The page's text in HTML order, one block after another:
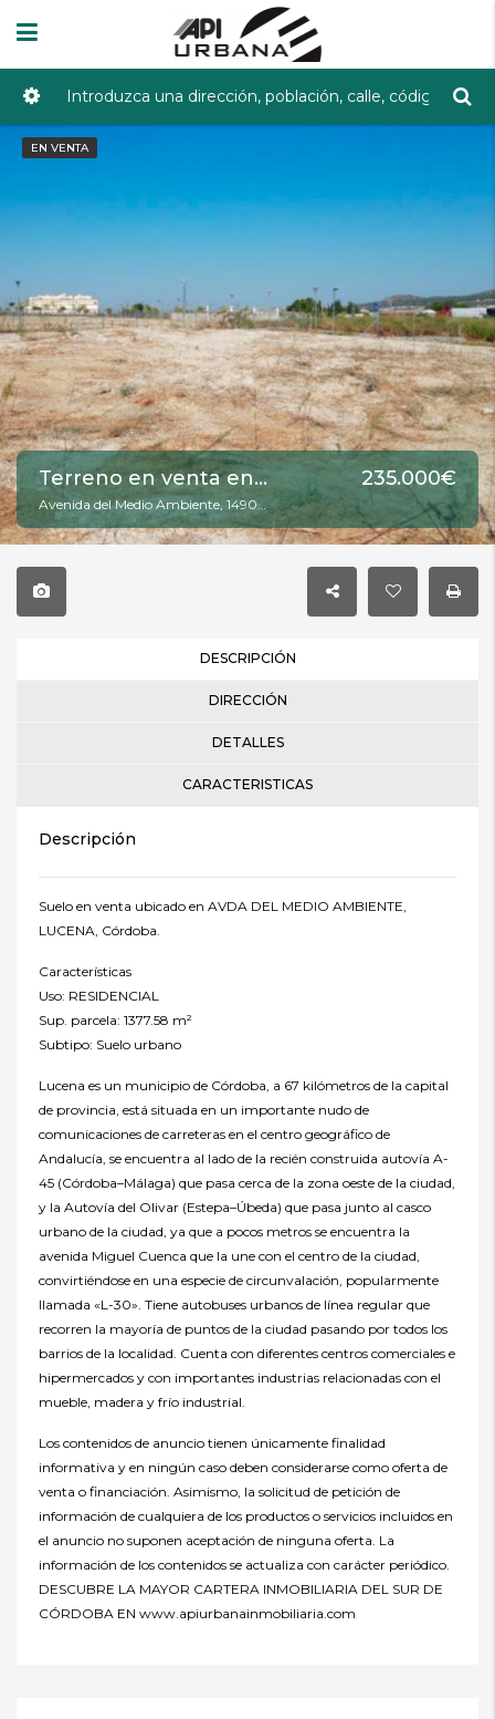
EN VENTA
Terreno en venta en Lucena de 1377 m2 REF:SRB0000036274
Avenida del Medio Ambiente, 14900, Lucena, Córdoba
235.000€
DESCRIPCIÓN
DIRECCIÓN
DETALLES
CARACTERISTICAS
Descripción
Suelo en venta ubicado en AVDA DEL MEDIO AMBIENTE,
LUCENA, Córdoba.
Características
Uso: RESIDENCIAL
Sup. parcela: 1377.58 m²
Subtipo: Suelo urbano
Lucena es un municipio de Córdoba, a 67 kilómetros de la capital
de provincia, está situada en un importante nudo de
comunicaciones de carreteras en el centro geográfico de
Andalucía, se encuentra al lado de la recién construida autovía A-
45 (Córdoba–Málaga) que pasa cerca de la zona oeste de la ciudad,
y la Autovía del Olivar (Estepa–Úbeda) que pasa junto al casco
urbano de la ciudad, ya que a pocos metros se encuentra la
avenida Miguel Cuenca que la une con el centro de la ciudad,
convirtiéndose en una especie de circunvalación, popularmente
llamada «L-30». Tiene autobuses urbanos de línea regular que
recorren la mayoría de puntos de la ciudad pasando por todos los
barrios de la localidad. Cuenta con diferentes centros comerciales e
hipermercados y con importantes industrias relacionadas con el
mueble, madera y frío industrial.
Los contenidos de anuncio tienen únicamente finalidad
informativa y en ningún caso deben considerarse como oferta de
venta o financiación. Asimismo, la solicitud de petición de
información de cualquiera de los productos o servicios incluidos en
el anuncio no suponen aceptación de ninguna oferta. La
información de los contenidos se actualiza con carácter periódico.
DESCUBRE LA MAYOR CARTERA INMOBILIARIA DEL SUR DE
CÓRDOBA EN www.apiurbanainmobiliaria.com